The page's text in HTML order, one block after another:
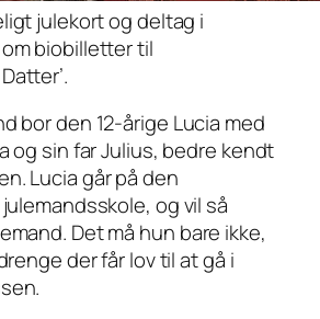
julekort og deltag i
biobilletter til
bor den 12-årige Lucia med
og sin far Julius, bedre kendt
Lucia går på den
og vil så
Det må hun bare ikke,
der får lov til at gå i